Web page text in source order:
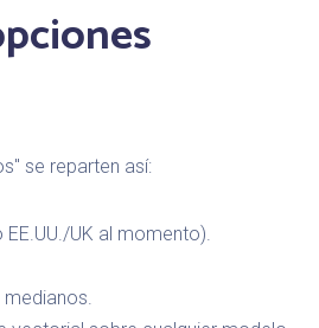
se reparten así:
UK al momento).